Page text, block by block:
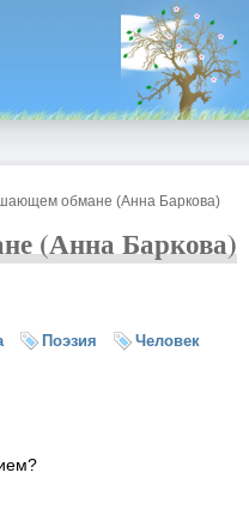
обмане (Анна Баркова)
(Анна Баркова)
Поэзия
Человек